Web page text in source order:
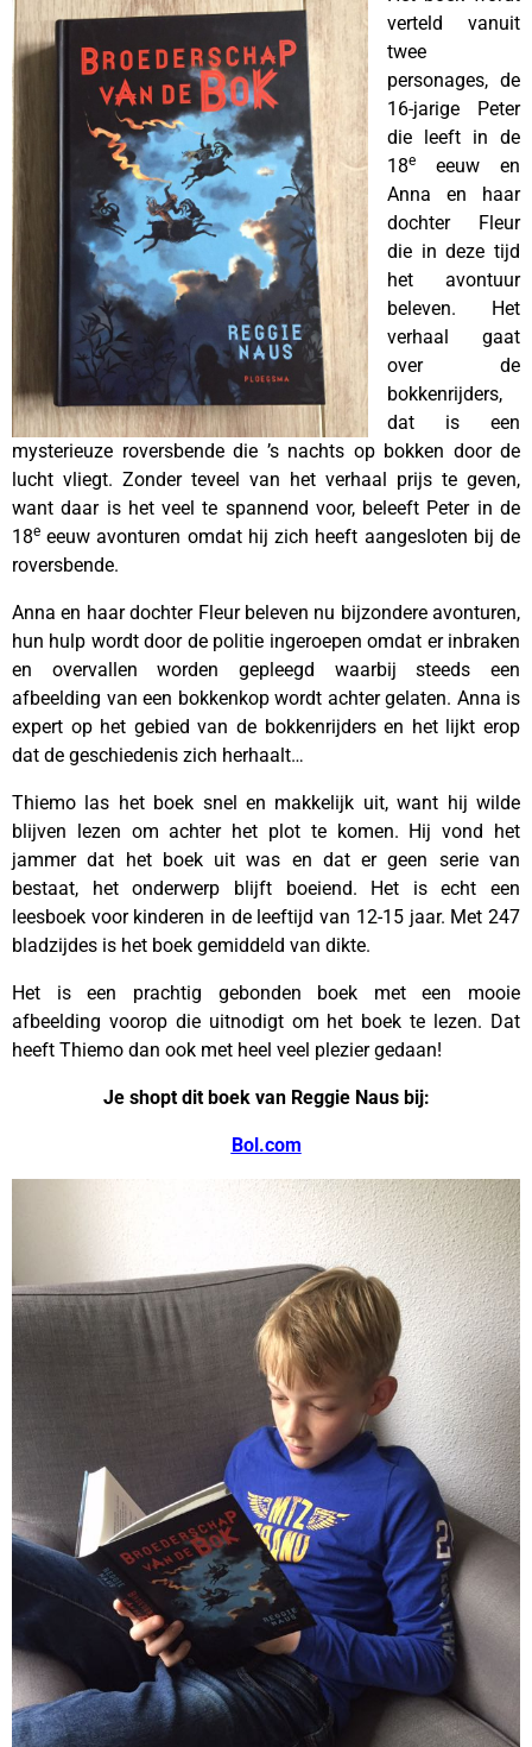
verteld vanuit
twee
personages, de
16-jarige Peter
die leeft in de
18e
eeuw en
Anna en haar
dochter Fleur
die in deze tijd
het avontuur
beleven. Het
verhaal gaat
over de
bokkenrijders,
dat is een
mysterieuze roversbende die ’s nachts op bokken door de
lucht vliegt. Zonder teveel van het verhaal prijs te geven,
want daar is het veel te spannend voor, beleeft Peter in de
18e eeuw avonturen omdat hij zich heeft aangesloten bij de
roversbende.
Anna en haar dochter Fleur beleven nu bijzondere avonturen,
hun hulp wordt door de politie ingeroepen omdat er inbraken
en overvallen worden gepleegd waarbij steeds een
afbeelding van een bokkenkop wordt achter gelaten. Anna is
expert op het gebied van de bokkenrijders en het lijkt erop
dat de geschiedenis zich herhaalt…
Thiemo las het boek snel en makkelijk uit, want hij wilde
blijven lezen om achter het plot te komen. Hij vond het
jammer dat het boek uit was en dat er geen serie van
bestaat, het onderwerp blijft boeiend. Het is echt een
leesboek voor kinderen in de leeftijd van 12-15 jaar. Met 247
bladzijdes is het boek gemiddeld van dikte.
Het is een prachtig gebonden boek met een mooie
afbeelding voorop die uitnodigt om het boek te lezen. Dat
heeft Thiemo dan ook met heel veel plezier gedaan!
Je shopt dit boek van Reggie Naus bij:
Bol.com